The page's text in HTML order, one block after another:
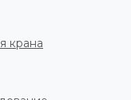
крана